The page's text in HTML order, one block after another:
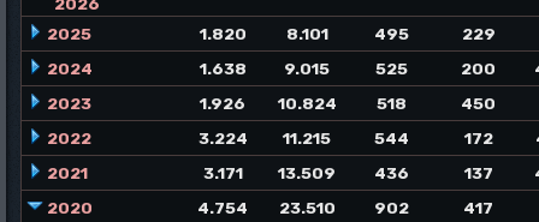
2025 1.820 8.101 495
229
2024
1.638 9.015 525 200
2023
1.926 10.824 518 450
2022
3.224 11.215 544 172
2021
3.171 13.509 436 137
2020
4.754 23.510 902 417